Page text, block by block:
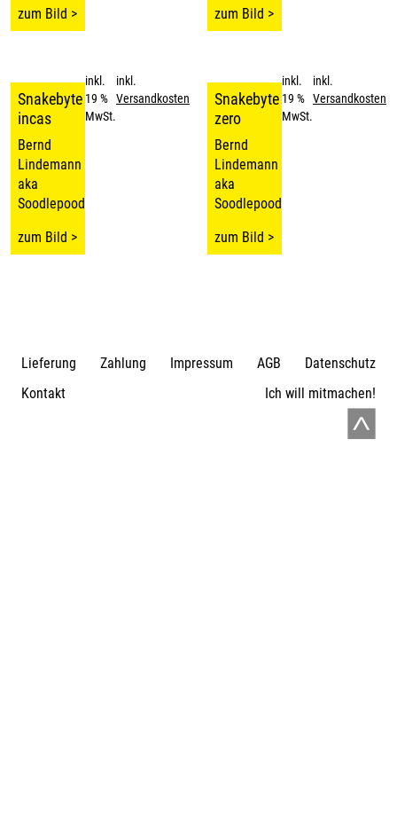
zum Bild >
zum Bild >
Snakebyte .
incas
Bernd
Lindemann
aka
Soodlepoodle
zum Bild >
inkl.
19 %
MwSt.
inkl.
Versandkosten
Snakebyte .
zero
Bernd
Lindemann
aka
Soodlepoodle
zum Bild >
inkl.
19 %
MwSt.
inkl.
Versandkosten
Lieferung Zahlung Impressum AGB
Datenschutz
Kontakt
Ich will mitmachen!